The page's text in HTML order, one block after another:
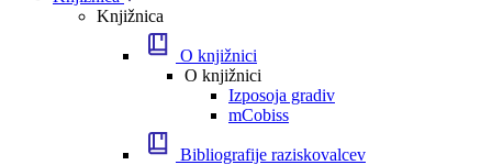
Knjižnica
O knjižnici
O knjižnici
Izposoja gradiv
mCobiss
Bibliografije raziskovalcev